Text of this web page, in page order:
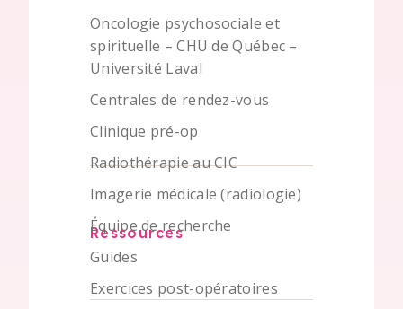
Oncologie psychosociale et
spirituelle – CHU de Québec –
Université Laval
Centrales de rendez-vous
Clinique pré-op
Radiothérapie au CIC
Imagerie médicale (radiologie)
Équipe de recherche
Ressources
Guides
Exercices post-opératoires